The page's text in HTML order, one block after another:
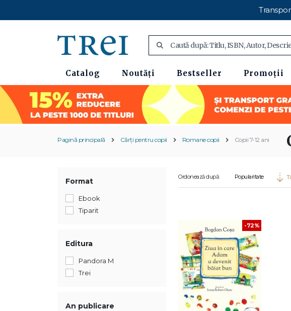
Catalog Noutăți Bestseller Promoții
Pagină principală Cărți pentru copii Romane copii Copii 7-12 ani
Format
Ebook
Tiparit
Editura
Pandora M
Trei
An publicare
Ordonează după: Popularitate
-72%